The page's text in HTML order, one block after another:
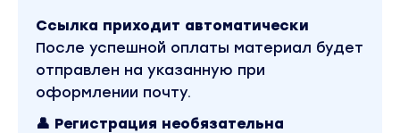
Вы находитесь на странице товара «5 PRISM /
предпринимателей. Пакет Самостоятельный».
водяных знаков. Скриншоты содержимого,
выше. Материал относится к 2023 году. В
рублей. Обучающий курс входит в рубрику
автора «Ольга Рыбина, Юрий Мурадян» можно
Ссылка приходит автоматически
После успешной оплаты материал будет
отправлен на указанную при
оформлении почту.
👤 Регистрация необязательна